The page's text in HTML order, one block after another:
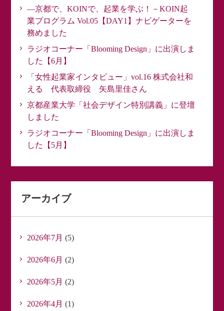
―京都で、KOINで、起業を学ぶ！－KOIN起
業プログラム Vol.05【DAY1】ナビゲーターを
務めました
ラジオコーナー「Blooming Design」に出演しま
した【6月】
「女性起業家インタビュー」vol.16 株式会社和
える 代表取締役 矢島里佳さん
京都産業大学「社会デザイン特別講義」に登壇
しました
ラジオコーナー「Blooming Design」に出演しま
した【5月】
アーカイブ
2026年7月 (5)
2026年6月 (2)
2026年5月 (2)
2026年4月 (1)